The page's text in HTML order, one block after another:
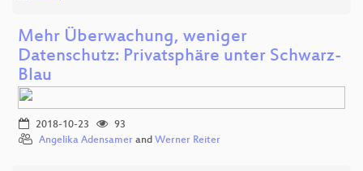
Mehr Überwachung, weniger
Datenschutz: Privatsphäre unter Schwarz-
Blau
2018-10-23
93
Angelika Adensamer and Werner Reiter